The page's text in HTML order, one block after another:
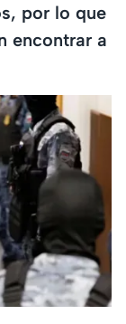
por lo que
encontrar a